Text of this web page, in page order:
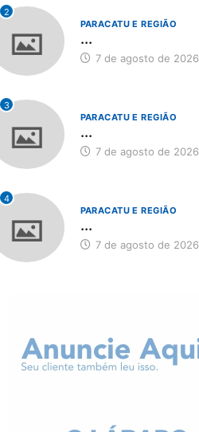
2
PARACATU E REGIÃO
...
7 de agosto de 2026
3
PARACATU E REGIÃO
...
7 de agosto de 2026
4
PARACATU E REGIÃO
...
7 de agosto de 2026